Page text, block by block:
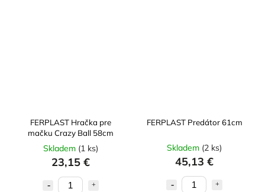
FERPLAST Hračka pre
mačku Crazy Ball 58cm
Skladem (1 ks)
23,15 €
FERPLAST Predátor 61cm
Skladem (2 ks)
45,13 €